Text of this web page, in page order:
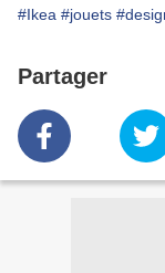
#Ikea #jouets
Partager